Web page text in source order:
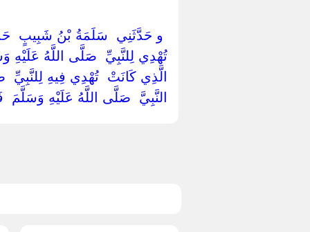
‏و حَدَّثَنِي ‏ ‏سَلَمَةُ بْنُ شَبِيبٍ
‏تُهْدِي لِلنَّبِيِّ ‏ ‏صَلَّى اللَّهُ عَلَيْهِ
الَّذِي كَانَتْ ‏ ‏تُهْدِي فِيهِ لِلنَّبِيِّ
النَّبِيَّ ‏ ‏صَلَّى اللَّهُ عَلَيْهِ وَسَلَّمَ